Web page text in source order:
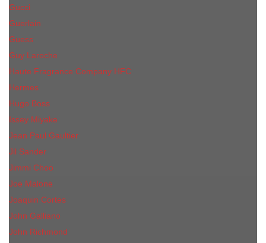
Gucci
Guerlain
Guess
Guy Laroche
Haute Fragrance Company HFC
Hermes
Hugo Boss
Issey Miyake
Jean Paul Gaultier
Jil Sander
Jimmi Choo
Jое Malоnе
Joaquin Cortes
John Galliano
John Richmond